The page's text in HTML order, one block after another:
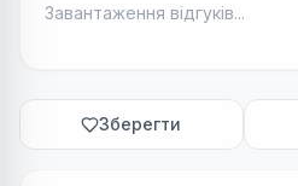
Завантаження відгуків...
Зберегти